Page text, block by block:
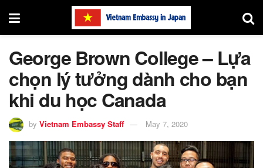
George Brown College – Lựa
chọn lý tưởng dành cho bạn
khi du học Canada
by Vietnam Embassy Staff May 7, 2020